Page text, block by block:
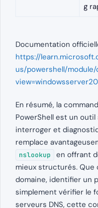
g
Documentation
https://
us/powershell/
En résumé, la
PowerShell est un
interroger et
remplace
nslookup
en offrant
mieux structurés.
domaine, identifier un
simplement vérifier le
serveurs DNS, cette